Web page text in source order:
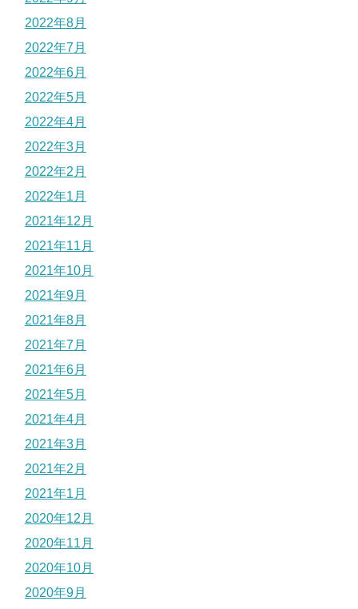
2022年8月
2022年7月
2022年6月
2022年5月
2022年4月
2022年3月
2022年2月
2022年1月
2021年12月
2021年11月
2021年10月
2021年9月
2021年8月
2021年7月
2021年6月
2021年5月
2021年4月
2021年3月
2021年2月
2021年1月
2020年12月
2020年11月
2020年10月
2020年9月